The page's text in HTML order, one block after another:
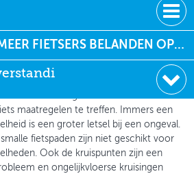
FIETSERS BELANDEN OP DE SEH'
om 07:45
dat het verstandig is om aan de snelheid
maatregelen te treffen. Immers een
is een groter letsel bij een ongeval.
fietspaden zijn niet geschikt voor
Ook de kruispunten zijn een
en ongelijkvloerse kruisingen